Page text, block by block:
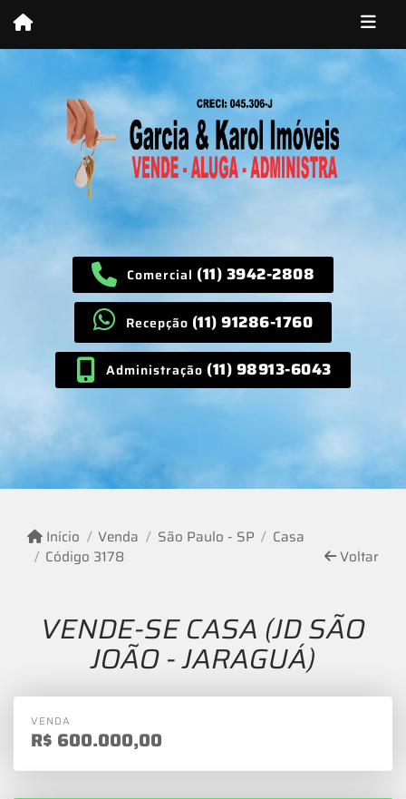
Comercial (11) 3942-2808
Recepção (11) 91286-1760
Administração (11) 98913-6043
Início Venda São Paulo - SP
Casa
Código 3178
Voltar
VENDE-SE CASA (JD SÃO
JOÃO - JARAGUÁ)
VENDA
R$ 600.000,00